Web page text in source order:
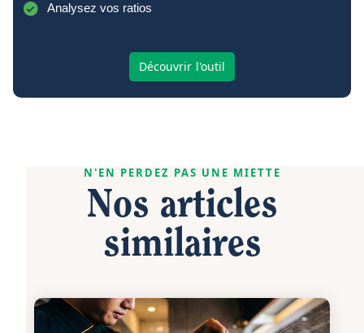
Analysez vos ratios
Découvrir l'outil
N'EN PERDEZ PAS UNE MIETTE
Nos articles
similaires